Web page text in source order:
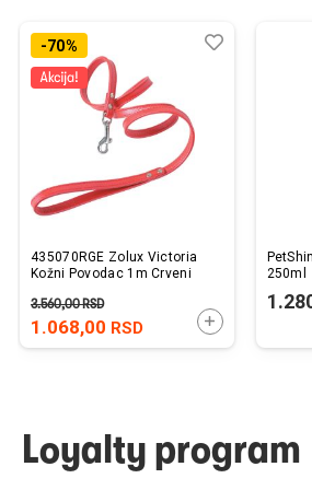
-70%
435070RGE Zolux Victoria
Kožni Povodac 1m Crveni
1.068,00 RSD
3.560,00RSD
DODAJTE U
Dodaj
Uporedi
250ml
Loyalty program